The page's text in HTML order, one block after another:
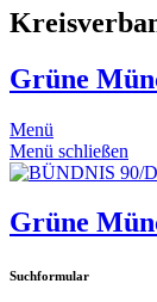
Grüne
Menü
Menü schließen
Grüne
Suchformular